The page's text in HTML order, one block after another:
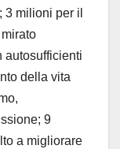
milioni per il
autosufficienti
della vita
9
a migliorare